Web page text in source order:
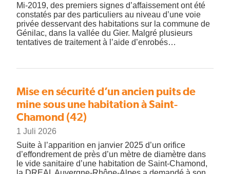
Mi-2019, des premiers signes d’affaissement ont été
constatés par des particuliers au niveau d’une voie
privée desservant des habitations sur la commune de
Génilac, dans la vallée du Gier. Malgré plusieurs
tentatives de traitement à l’aide d’enrobés…
Mise en sécurité d’un ancien puits de
mine sous une habitation à Saint-
Chamond (42)
1 Juli 2026
Suite à l’apparition en janvier 2025 d’un orifice
d’effondrement de près d’un mètre de diamètre dans
le vide sanitaire d’une habitation de Saint-Chamond,